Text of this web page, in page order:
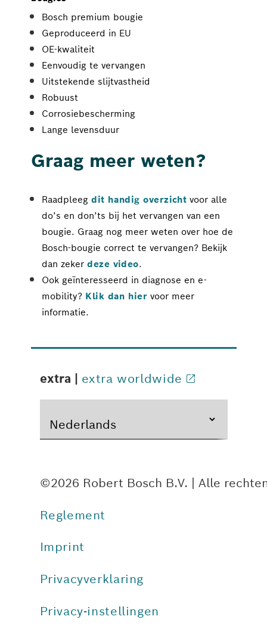
Bosch premium bougie
Geproduceerd in EU
OE-kwaliteit
Eenvoudig te vervangen
Uitstekende slijtvastheid
Robuust
Corrosiebescherming
Lange levensduur
Graag meer weten?
Raadpleeg dit handig overzicht voor alle
do’s en don’ts bij het vervangen van een
bougie. Graag nog meer weten over hoe de
Bosch-bougie correct te vervangen? Bekijk
dan zeker deze video.
Ook geïnteresseerd in diagnose en e-
mobility? Klik dan hier voor meer
informatie.
extra | extra worldwide
©2026 Robert Bosch B.V. | Alle
Reglement
Imprint
Privacyverklaring
Privacy-instellingen